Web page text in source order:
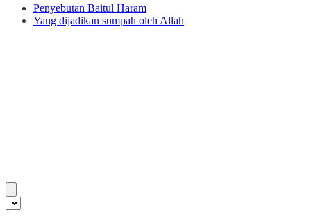
Penyebutan Baitul Haram
Yang dijadikan sumpah oleh Allah